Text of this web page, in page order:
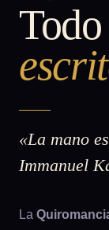
«La mano
Immanuel
La